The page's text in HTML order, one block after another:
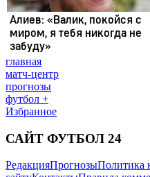
главная
матч-центр
прогнозы
футбол +
Избранное
САЙТ ФУТБОЛ 24
РедакцияПрогнозыПолитика